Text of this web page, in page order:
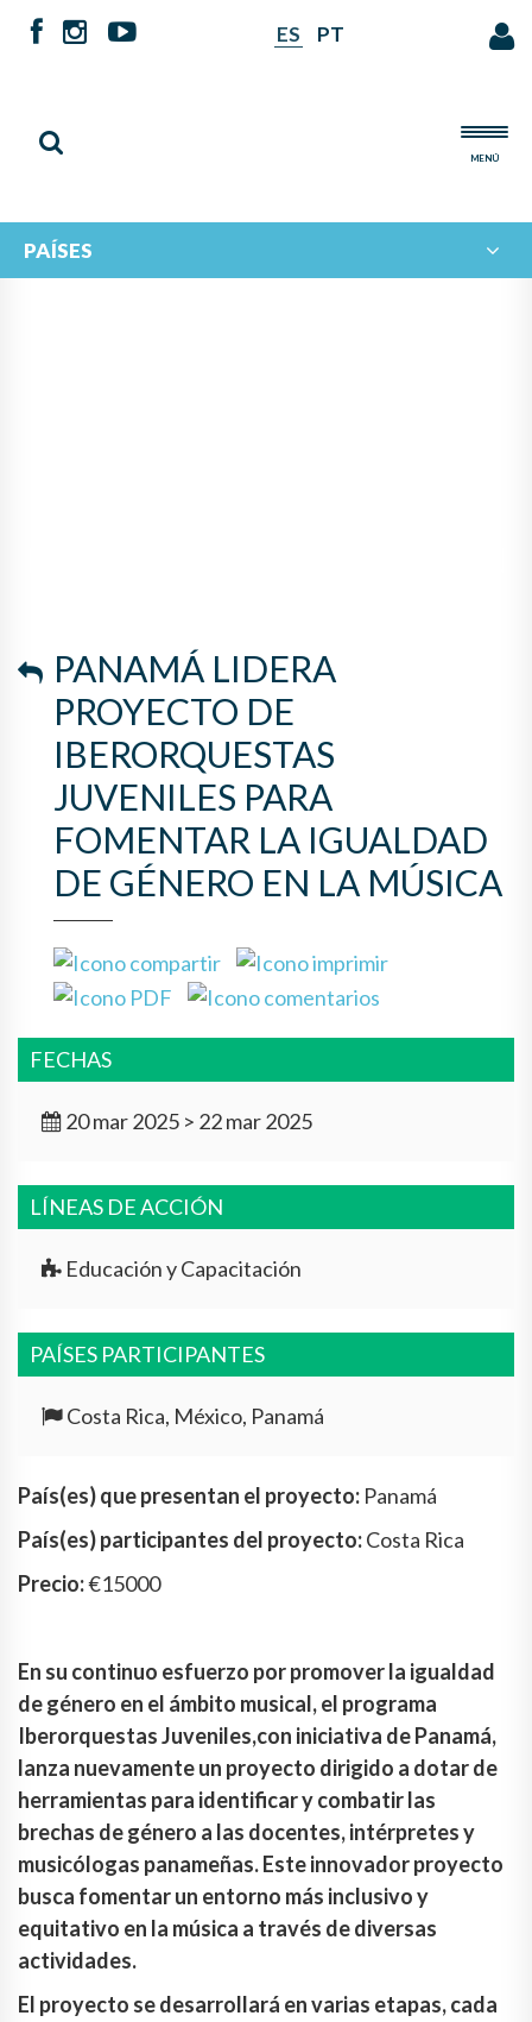
ES PT
MENÚ
PAÍSES
PANAMÁ LIDERA
PROYECTO DE
IBERORQUESTAS
JUVENILES PARA
FOMENTAR LA IGUALDAD
DE GÉNERO EN LA MÚSICA
FECHAS
20 mar 2025 > 22 mar 2025
LÍNEAS DE ACCIÓN
Educación y Capacitación
PAÍSES PARTICIPANTES
Costa Rica, México, Panamá
País(es) que presentan el proyecto: Panamá
País(es) participantes del proyecto:Costa Rica
Precio:€15000
En su continuo esfuerzo por promover la igualdad
de género en el ámbito musical, el programa
Iberorquestas Juveniles,con iniciativa de Panamá,
lanza nuevamente un proyecto dirigido a dotar de
herramientas para identificar y combatir las
brechas de género a las docentes, intérpretes y
musicólogas panameñas. Este innovador proyecto
busca fomentar un entorno más inclusivo y
equitativo en la música a través de diversas
actividades.
El proyecto se desarrollará en varias etapas, cada